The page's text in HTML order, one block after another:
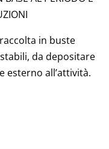
in buste
da depositare
esterno all’attività.